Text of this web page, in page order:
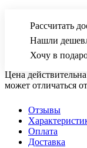
Рассчитать
Нашли
Хочу в
Цена
может отличаться
Отзывы
Оплата
Доставка